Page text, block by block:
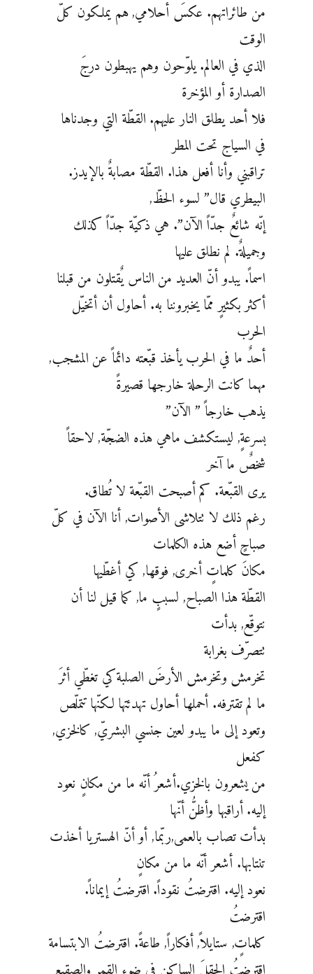
من طائراتهم. عكسَ أحلامي, هم يملكون كلّ
الوقت
الذي في العالم. يلوّحون وهم يهبطون درجَ
الصدارة أو المؤخرة
فلا أحد يطلق النار عليهم. القطّة التي وجدناها
في السياج تحت المطر
تراقبني وأنا أفعل هذا. القطّة مصابةٌ بالإيدز.
البيطري قال” لسوء الحظّ,
إنّه شائعٌ جدّاً الآن”. هي ذكيّة جدّاً كذلك
وجميلةٌ. لم نطلق عليها
اسماً. يبدو أنّ العديد من الناس يٌقتلون من قبلنا
أكثر بكثيرٍ ممّا يخبروننا به. أحاول أن أتخيّل
الحرب
أحدٌ ما في الحرب يأخذ قبّعته دائماً عن المشجب,
مهما كانت الرحلة خارجها قصيرةً
يذهب خارجاً ” الآن”
بسرعةٍ, ليستكشف ماهي هذه الضجّة, لاحقاً
شخصٌ ما آخر
يرى القبّعة. كم أصبحت القبّعة لا تُطاق.
رغم ذلك لا تتلاشى الأصوات, أنا الآن في كلّ
صباحٍ أضع هذه الكلمات
مكانَ كلماتٍ أخرى, فوقها, كي أغطّيها
القطّة هذا الصباح, لسببٍ ما, كما قيل لنا أن
نتوقّع, بدأت
تتصرّف بغرابة
تخرمش وتخرمش الأرضَ الصلبة كي تغطّي أثرَ
ما لم تقترفه. أحملها أحاول تهدئتها لكنّها تتملّص
وتعود إلى ما يبدو لعين جنسي البشريّ, كالخزي,
كفعل
من يشعرون بالخزي.أشعرُ أنّه ما من مكانٍ نعود
إليه. أراقبها وأظنُّ أنّها
بدأت تصاب بالعمى,ربّما, أو أنّ الهستريا أخذت
تنتابها. أشعر أنّه ما من مكانٍ
نعود إليه. اقترضتُ نقوداً. اقترضتُ إيماناً.
اقترضتُ
كلماتٍ, ستايلاً, أفكاراً, طاعةً. اقترضتُ الابتسامة